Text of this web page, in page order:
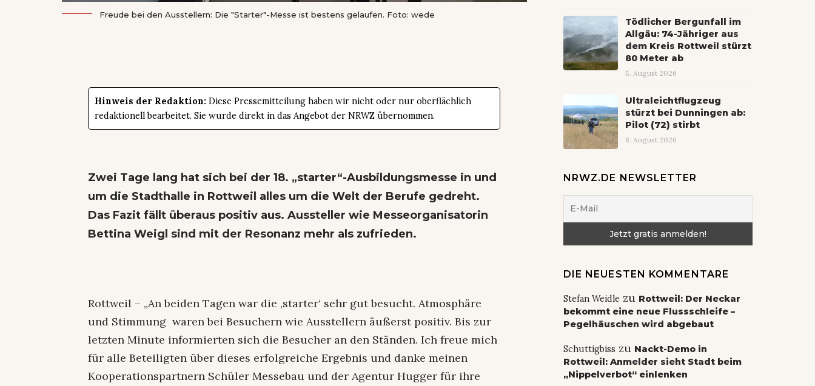
Freude bei den Ausstellern: Die "Starter"-Messe ist bestens gelaufen. Foto: wede
Hinweis der Redaktion: Diese Pressemitteilung haben wir nicht oder nur oberflächlich
redaktionell bearbeitet. Sie wurde direkt in das Angebot der NRWZ übernommen.
Zwei Tage lang hat sich bei der 18. „starter“-Ausbildungsmesse in und
um die Stadthalle in Rottweil alles um die Welt der Berufe gedreht.
Das Fazit fällt überaus positiv aus. Aussteller wie Messeorganisatorin
Bettina Weigl sind mit der Resonanz mehr als zufrieden.
Rottweil – „An beiden Tagen war die ‚starter‘ sehr gut besucht. Atmosphäre
und Stimmung waren bei Besuchern wie Ausstellern äußerst positiv. Bis zur
letzten Minute informierten sich die Besucher an den Ständen. Ich freue mich
für alle Beteiligten über dieses erfolgreiche Ergebnis und danke meinen
Kooperationspartnern Schüler Messebau und der Agentur Hugger für ihre
Tödlicher Bergunfall im
Allgäu: 74-Jähriger aus
dem Kreis Rottweil stürzt
80 Meter ab
5. August 2026
Ultraleichtflugzeug
stürzt bei Dunningen ab:
Pilot (72) stirbt
8. August 2026
NRWZ.DE NEWSLETTER
DIE NEUESTEN KOMMENTARE
Stefan Weidle zu Rottweil: Der Neckar
bekommt eine neue Flussschleife –
Pegelhäuschen wird abgebaut
Schuttigbiss zu Nackt-Demo in
Rottweil: Anmelder sieht Stadt beim
„Nippelverbot“ einlenken